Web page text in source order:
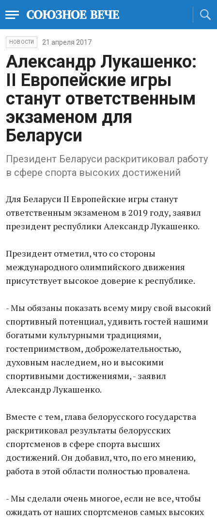
НОВОСТИ 21 апреля 2017
Александр Лукашенко:
II Европейские игры
станут ответственным
экзаменом для
Беларуси
Президент Беларуси раскритиковал работу
в сфере спорта высоких достижений
Для Беларуси II Европейские игры станут
ответственным экзаменом в 2019 году, заявил
президент республики Александр Лукашенко.
Президент отметил, что со стороны
международного олимпийского движения
присутствует высокое доверие к республике.
- Мы обязаны показать всему миру свой высокий
спортивный потенциал, удивить гостей нашими
богатыми культурными традициями,
гостеприимством, доброжелательностью,
духовным наследием, но и высокими
спортивными достижениями, - заявил
Александр Лукашенко.
Вместе с тем, глава белорусского государства
раскритиковал результаты белорусских
спортсменов в сфере спорта высших
достижений. Он добавил, что, по его мнению,
работа в этой области полностью провалена.
- Мы сделали очень многое, если не все, чтобы
ожидать от наших спортсменов самых высоких